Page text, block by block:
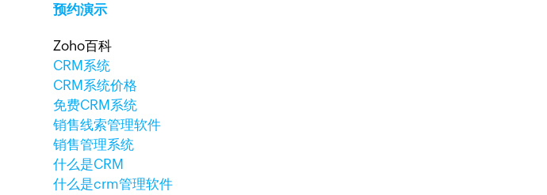
预约演示
Zoho百科
CRM系统
CRM系统价格
免费CRM系统
销售线索管理软件
销售管理系统
什么是CRM
什么是crm管理软件